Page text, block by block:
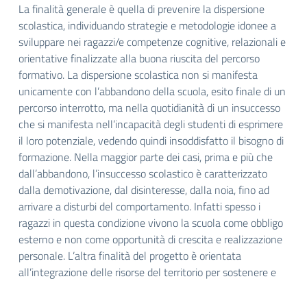
La finalità generale è quella di prevenire la dispersione
scolastica, individuando strategie e metodologie idonee a
sviluppare nei ragazzi/e competenze cognitive, relazionali e
orientative finalizzate alla buona riuscita del percorso
formativo. La dispersione scolastica non si manifesta
unicamente con l’abbandono della scuola, esito finale di un
percorso interrotto, ma nella quotidianità di un insuccesso
che si manifesta nell’incapacità degli studenti di esprimere
il loro potenziale, vedendo quindi insoddisfatto il bisogno di
formazione. Nella maggior parte dei casi, prima e più che
dall’abbandono, l’insuccesso scolastico è caratterizzato
dalla demotivazione,dal disinteresse, dalla noia, fino ad
arrivare a disturbi del comportamento. Infatti spesso i
ragazzi in questa condizione vivono la scuola come obbligo
esterno e non come opportunità di crescita e realizzazione
personale. L’altra finalità del progetto è orientata
all’integrazione delle risorse del territorio per sostenere e